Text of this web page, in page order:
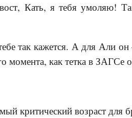
Кать, я тебя умоляю!
так кажется. А для Али
момента, как тетка в
критический возраст для